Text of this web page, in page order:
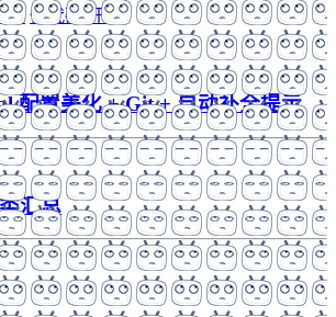
vue 低代码 开源
配置美化 + Git + 自动补全提示
汇总